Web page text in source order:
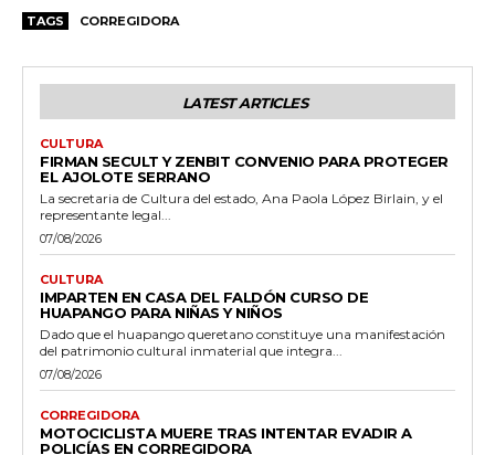
TAGS CORREGIDORA
LATEST ARTICLES
CULTURA
FIRMAN SECULT Y ZENBIT CONVENIO PARA PROTEGER
EL AJOLOTE SERRANO
La secretaria de Cultura del estado, Ana Paola López Birlain, y el
representante legal...
07/08/2026
CULTURA
IMPARTEN EN CASA DEL FALDÓN CURSO DE
HUAPANGO PARA NIÑAS Y NIÑOS
Dado que el huapango queretano constituye una manifestación
del patrimonio cultural inmaterial que integra...
07/08/2026
CORREGIDORA
MOTOCICLISTA MUERE TRAS INTENTAR EVADIR A
POLICÍAS EN CORREGIDORA